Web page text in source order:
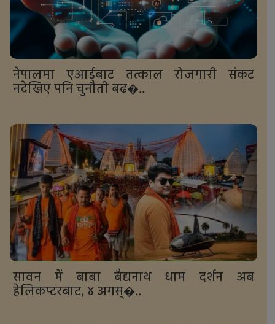
नेपालमा एआईबाट तत्काल रोजगारी संकट
नदेखिए पनि चुनौती बढ�..
सावन में बाबा बैद्यनाथ धाम दर्शन अब
हेलिकप्टरबाट, ४ अगस्�..